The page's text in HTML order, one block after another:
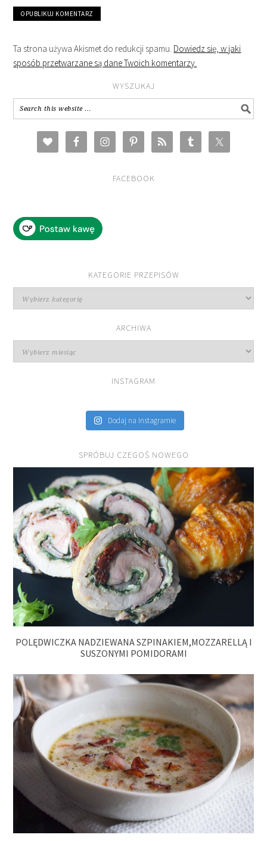
Ta strona używa Akismet do redukcji spamu. Dowiedz się, w jaki
sposób przetwarzane są dane Twoich komentarzy.
WYSZUKAJ
FACEBOOK
KATEGORIE PRZEPISÓW
przepisów
ARCHIWA
INSTAGRAM
Dodaj na Instagramie
SPRÓBUJ CZEGOŚ NOWEGO
POLĘDWICZKA NADZIEWANA SZPINAKIEM,MOZZARELLĄ I
SUSZONYMI POMIDORAMI